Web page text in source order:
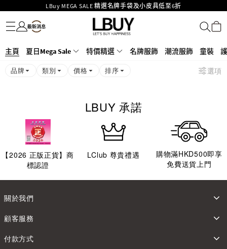
LBuy MEGA SALE 精選名牌手袋及小皮具低至6折
Goyard Hobo / Hobo Mini人氣限量特別版限時原價低至75折!
LBuy呈獻 - Hermès 及 Chanel 手袋及首飾原價低至6折，立即入手!
426號舖！
MOKO 1樓175號鋪旗艦店特設名牌Hermès、CHANEL及LV專區！
購物滿HKD500即享免運費！
名牌服飾
潮流服飾
童裝
護膚美妝
香水香薰
個人護理
母嬰護理
遊戲及精品玩具
文儀用品
家居生活
電子產品
美食
醫藥保健
運動與戶外用品
主頁 夏日Mega Sale 特價精選 名牌服飾 潮流服飾 童裝
品牌 類別 價格 排序 選項
LBUY 承諾
【2026 正版正貨】商
標認證
LClub 尊貴禮遇
購物滿HKD500即享
免費送貨上門
關於我們
顧客服務
付款方式